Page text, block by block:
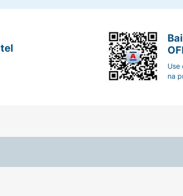
presentes sobre os gatos, logo no primeiro
Estas novas pulgas, emergentes do
do gato tratado. O tratamento mensal é
como parte do tratamento estratégico da
Advocate é efetivo contra os
formas adultas imaturas e estágios larvais
Alternativamente, o tratamento
deve continuar em intervalos mensais até
produto seja administrado sempre no
na